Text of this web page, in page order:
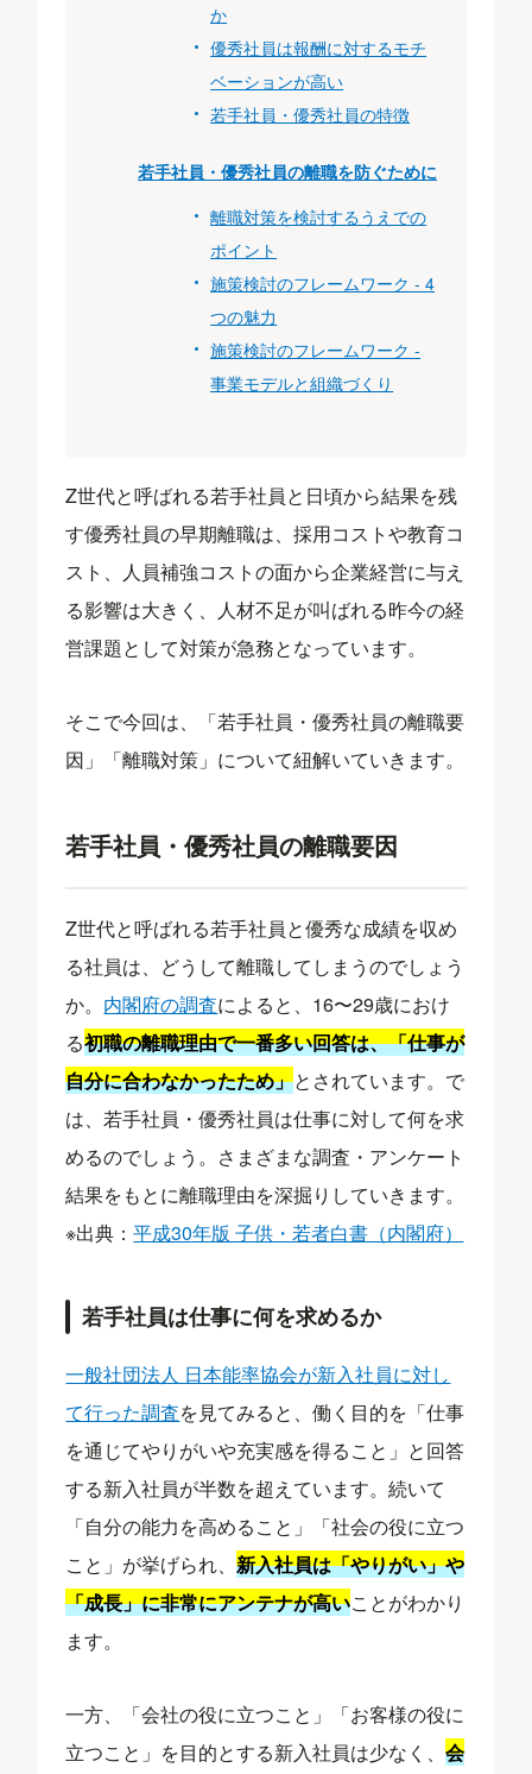
か
優秀社員は報酬に対するモチ
ベーションが高い
若手社員・優秀社員の特徴
若手社員・優秀社員の離職を防ぐために
離職対策を検討するうえでの
ポイント
施策検討のフレームワーク - 4
つの魅力
施策検討のフレームワーク -
事業モデルと組織づくり
Z世代と呼ばれる若手社員と日頃から結果を残
す優秀社員の早期離職は、採用コストや教育コ
スト、人員補強コストの面から企業経営に与え
る影響は大きく、人材不足が叫ばれる昨今の経
営課題として対策が急務となっています。
そこで今回は、「若手社員・優秀社員の離職要
因」「離職対策」について紐解いていきます。
若手社員・優秀社員の離職要因
Z世代と呼ばれる若手社員と優秀な成績を収め
る社員は、どうして離職してしまうのでしょう
か。 内閣府の調査によると、16〜29歳におけ
る初職の離職理由で一番多い回答は、「仕事が
自分に合わなかったため」とされています。で
は、若手社員・優秀社員は仕事に対して何を求
めるのでしょう。さまざまな調査・アンケート
結果をもとに離職理由を深掘りしていきます。
※出典：平成30年版 子供・若者白書（内閣府）
若手社員は仕事に何を求めるか
一般社団法人 日本能率協会が新入社員に対し
て行った調査を見てみると、働く目的を「仕事
を通じてやりがいや充実感を得ること」と回答
する新入社員が半数を超えています。続いて
「自分の能力を高めること」「社会の役に立つ
こと」が挙げられ、新入社員は「やりがい」や
「成長」に非常にアンテナが高いことがわかり
ます。
一方、「会社の役に立つこと」「お客様の役に
立つこと」を目的とする新入社員は少なく、会